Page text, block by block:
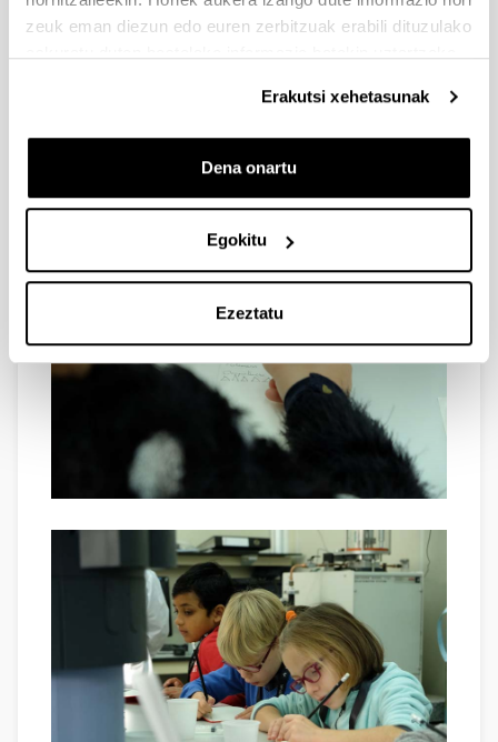
zeuk eman diezun edo euren zerbitzuak erabili dituzulako
Erakutsi xehetasunak
Dena onartu
Egokitu
Ezeztatu